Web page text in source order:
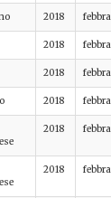
2018
2018
2018
2018
2018
2018